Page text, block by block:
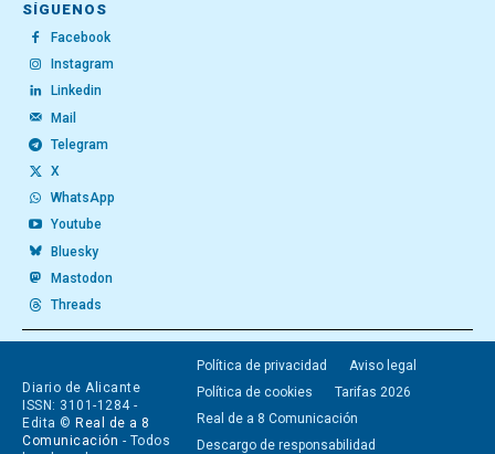
SÍGUENOS
Facebook
Instagram
Linkedin
Mail
Telegram
X
WhatsApp
Youtube
Bluesky
Mastodon
Threads
Diario de Alicante
ISSN: 3101-1284 -
Edita © Real de a 8
Comunicación - Todos
Política de privacidad
Aviso legal
Política de cookies
Tarifas 2026
Real de a 8 Comunicación
Descargo de responsabilidad